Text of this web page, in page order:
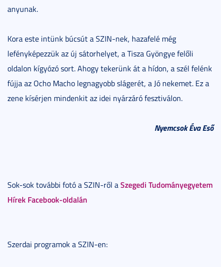
anyunak.
Kora este intünk búcsút a SZIN-nek, hazafelé még
lefényképezzük az új sátorhelyet, a Tisza Gyöngye felőli
oldalon kígyózó sort. Ahogy tekerünk át a hídon, a szél felénk
fújja az Ocho Macho legnagyobb slágerét, a Jó nekemet. Ez a
zene kísérjen mindenkit az idei nyárzáró fesztiválon.
Nyemcsok Éva Eső
Sok-sok további fotó a SZIN-ről aSzegedi Tudományegyetem
Hírek Facebook-oldalán
Szerdai programok a SZIN-en: